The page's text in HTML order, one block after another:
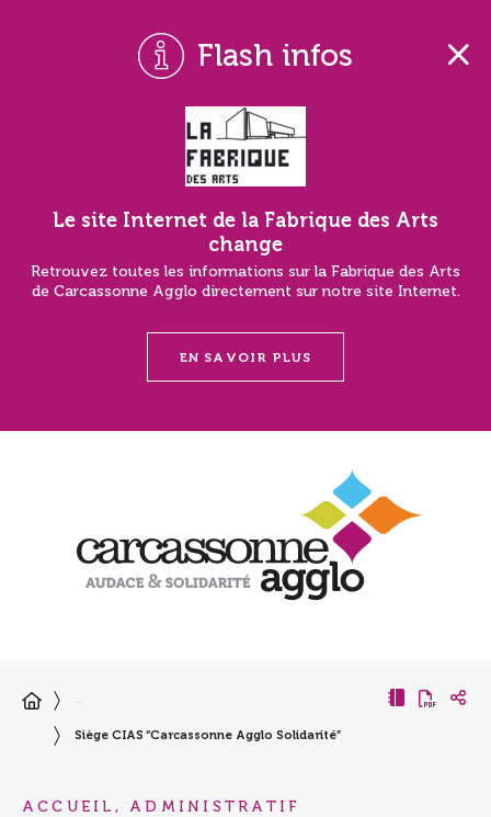
Flash infos
Le site Internet de la Fabrique des Arts
change
Retrouvez toutes les informations sur la Fabrique des Arts
de Carcassonne Agglo directement sur notre site Internet.
EN SAVOIR PLUS
…
Siège CIAS “Carcassonne Agglo Solidarité”
ACCUEIL, ADMINISTRATIF